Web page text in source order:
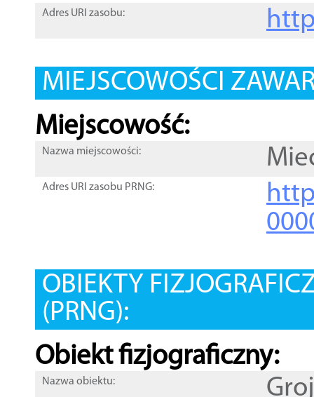
Adres URI zasobu:
MIEJSCOWOŚCI
Miejscowość:
Nazwa miejscowości:
Adres URI zasobu PRNG:
OBIEKTY
(PRNG):
Obiekt fizjograficzny:
Nazwa obiektu: